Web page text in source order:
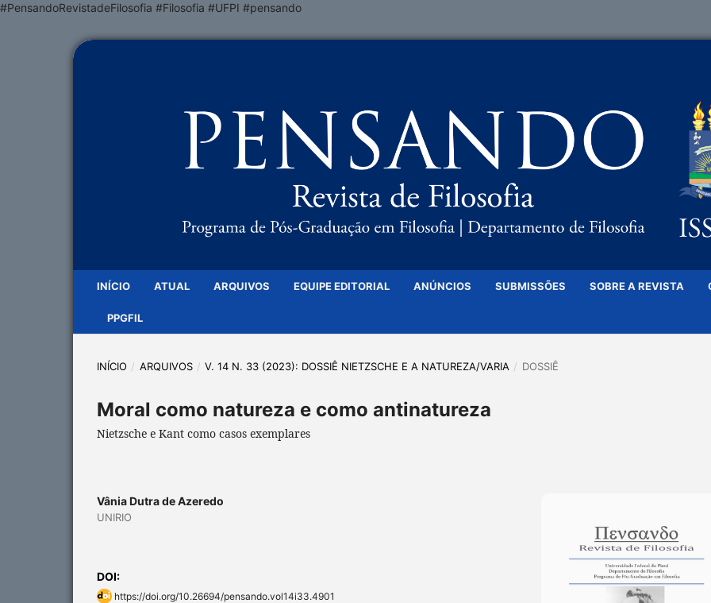
#PensandoRevistadeFilosofia #Filosofia #UFPI #pensando
INÍCIO ATUAL ARQUIVOS EQUIPE EDITORIAL ANÚNCIOS SUBMISSÕES SOBRE A REVISTA
PPGFIL
INÍCIO / ARQUIVOS / V. 14 N. 33 (2023): DOSSIÊ NIETZSCHE E A NATUREZA/VARIA / DOSSIÊ
Moral como natureza e como antinatureza
Nietzsche e Kant como casos exemplares
Vânia Dutra de Azeredo
UNIRIO
DOI:
https://doi.org/10.26694/pensando.vol14i33.4901